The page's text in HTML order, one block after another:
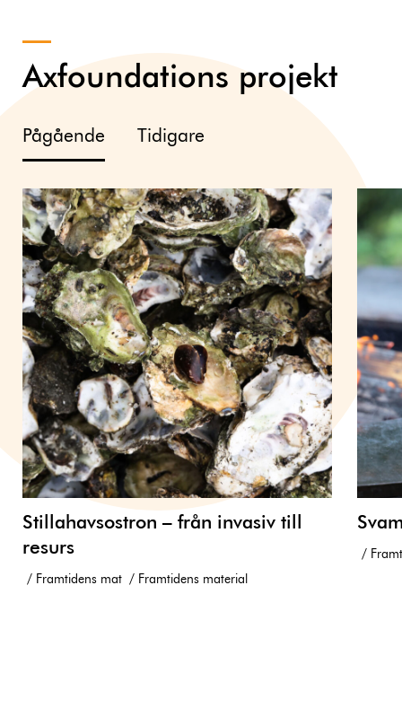
Axfoundations projekt
Pågående Tidigare
Stillahavsostron – från invasiv till
resurs
Framtidens mat Framtidens material